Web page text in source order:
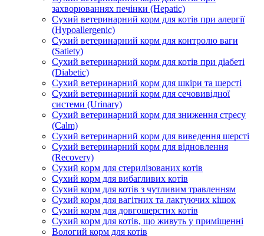
захворюваннях печінки (Hepatic)
Сухий ветеринарний корм для котів при алергії
(Hypoallergenic)
Сухий ветеринарний корм для контролю ваги
(Satiety)
Сухий ветеринарний корм для котів при діабеті
(Diabetic)
Сухий ветеринарний корм для шкіри та шерсті
Сухий ветеринарний корм для сечовивідної
системи (Urinary)
Сухий ветеринарний корм для зниження стресу
(Calm)
Сухий ветеринарний корм для виведення шерсті
Сухий ветеринарний корм для відновлення
(Recovery)
Сухий корм для стерилізованих котів
Сухий корм для вибагливих котів
Сухий корм для котів з чутливим травленням
Сухий корм для вагітних та лактуючих кішок
Сухий корм для довгошерстих котів
Сухий корм для котів, що живуть у приміщенні
Вологий корм для котів